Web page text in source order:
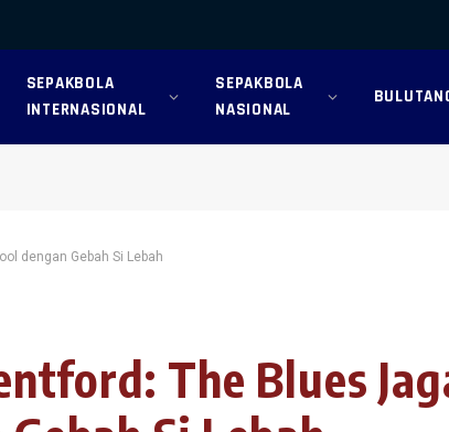
SEPAKBOLA
INTERNASIONAL
SEPAKBOLA
NASIONAL
dengan Gebah Si Lebah
The Blues